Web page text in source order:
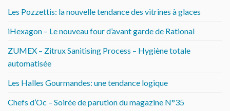
Les Pozzettis: la nouvelle tendance des vitrines à glaces
iHexagon – Le nouveau four d’avant garde de Rational
ZUMEX – Zitrux Sanitising Process – Hygiène totale
automatisée
Les Halles Gourmandes: une tendance logique
Chefs d’Oc – Soirée de parution du magazine N°35